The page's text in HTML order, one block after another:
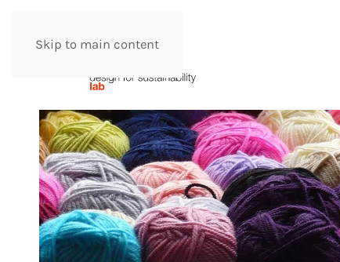
Skip to main content